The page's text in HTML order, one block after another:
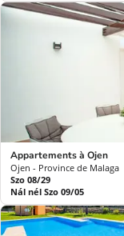
Appartements à Ojen
Ojen - Province de Malaga
Szo 08/29
Nál nél Szo 09/05